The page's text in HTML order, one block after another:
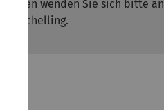
Fragen wenden Sie sich bitte an
Schelling.